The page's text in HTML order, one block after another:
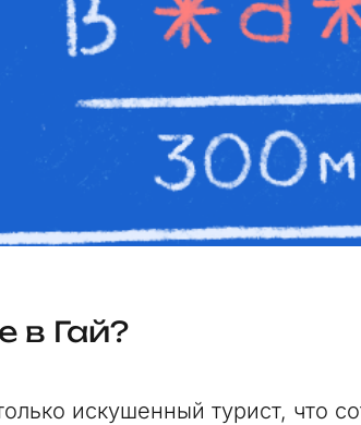
в Гай?
искушенный турист, что